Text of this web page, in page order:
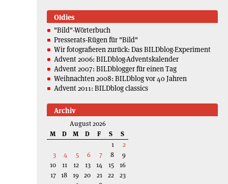
Oldies
"Bild"-Wörterbuch
Presserats-Rügen für "Bild"
Wir fotografieren zurück: Das BILDblog-Experiment
Advent 2006: BILDblog-Adventskalender
Advent 2007: BILDblogger für einen Tag
Weihnachten 2008: BILDblog vor 40 Jahren
Advent 2011: BILDblog classics
Archiv
August 2026
M
D M D F S
S
1
2
3
4 5 6 7 8
9
10
11 12 13 14 15
16
17 18 19 20 21 22
23